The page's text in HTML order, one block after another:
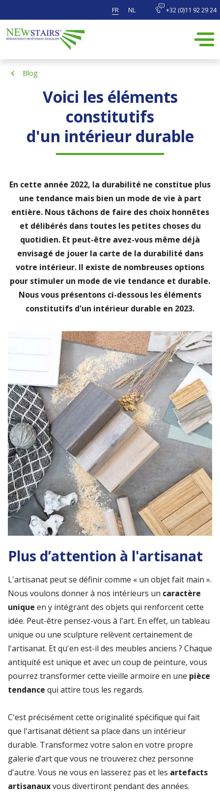
FR NL +32 (0)11 92 29 24
Blog
Voici les éléments
constitutifs
d'un intérieur durable
En cette année 2022, la durabilité ne constitue plus
une tendance mais bien un mode de vie à part
entière. Nous tâchons de faire des choix honnêtes
et délibérés dans toutes les petites choses du
quotidien. Et peut-être avez-vous même déjà
envisagé de jouer la carte de la durabilité dans
votre intérieur. Il existe de nombreuses options
pour stimuler un mode de vie tendance et durable.
Nous vous présentons ci-dessous les éléments
constitutifs d'un intérieur durable en 2023.
Plus d’attention à l'artisanat
L'artisanat peut se définir comme « un objet fait main ».
Nous voulons donner à nos intérieurs un caractère
unique en y intégrant des objets qui renforcent cette
idée. Peut-être pensez-vous à l'art. En effet, un tableau
unique ou une sculpture relèvent certainement de
l'artisanat. Et qu'en est-il des meubles anciens ? Chaque
antiquité est unique et avec un coup de peinture, vous
pourrez transformer cette vieille armoire en une pièce
tendance qui attire tous les regards.
C'est précisément cette originalité spécifique qui fait
que l'artisanat détient sa place dans un intérieur
durable. Transformez votre salon en votre propre
galerie d’art que vous ne trouverez chez personne
d'autre. Vous ne vous en lasserez pas et les artefacts
artisanauxvous divertiront pendant des années.